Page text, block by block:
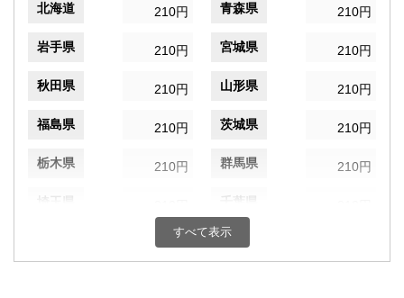
北海道 210円 青森県 210円
岩手県 210円 宮城県 210円
秋田県 210円 山形県 210円
福島県 210円 茨城県 210円
栃木県 210円 群馬県 210円
埼玉県 千葉県
210円 神奈川県
すべて表示